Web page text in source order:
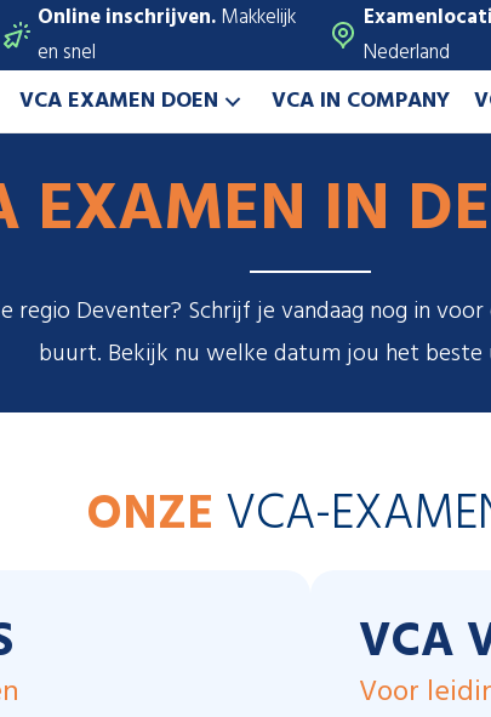
Online inschrijven.Makkelijk
en snel
Nederland
VCA EXAMEN DOEN VCA IN COMPANY
EXAMEN IN
regio Deventer? Schrijf je vandaag nog in
buurt. Bekijk nu welke datum jou het
ONZE VCA-
VCA
Voor